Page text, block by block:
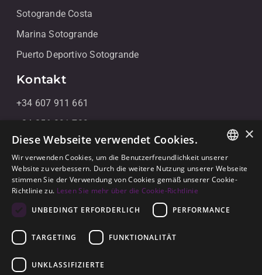
Sotogrande Costa
Marina Sotogrande
Puerto Deportivo Sotogrande
Kontakt
+34 607 911 661
+34 856 091 709
info@noll-sotogrande.com
Kontaktieren Sie uns
Galerias Paniagua Local 43 Avenida de Paniagua, s/n
11310 Sotogrande, Cádiz
ENGLISH
SPANISH
×
Diese Webseite verwendet Cookies.
Wir verwenden Cookies, um die Benutzerfreundlichkeit unserer
Website zu verbessern. Durch die weitere Nutzung unserer Webseite
stimmen Sie der Verwendung von Cookies gemäß unserer Cookie-
Richtlinie zu. Lesen Sie mehr über die Cookie-Richtlinie
UNBEDINGT ERFORDERLICH
PERFORMANCE
TARGETING FUNKTIONALITÄT
UNKLASSIFIZIERTE